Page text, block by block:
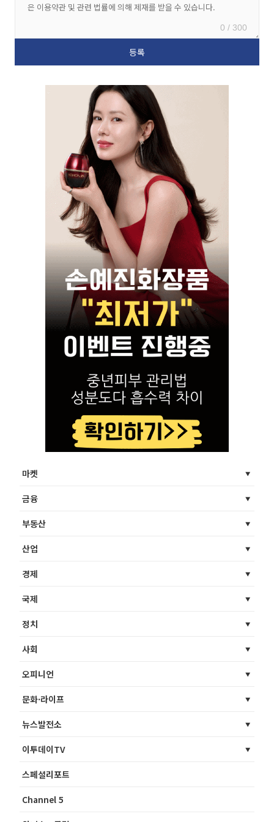
0 / 300
마켓
금융
부동산
산업
경제
국제
정치
사회
오피니언
문화·라이프
뉴스발전소
이투데이TV
스페셜리포트
Channel 5